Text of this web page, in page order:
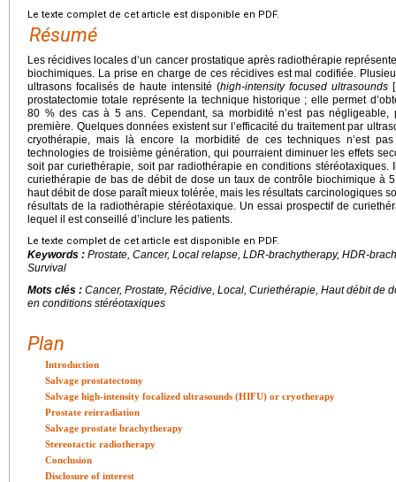
Le texte complet de cet article est disponible en PDF.
Résumé
Les récidives locales d’un cancer prostatique après radiothérapie
biochimiques. La prise en charge de ces récidives est mal codifiée.
ultrasons focalisés de haute intensité (high-intensity focused ultrasounds
prostatectomie totale représente la technique historique ; elle permet
80 % des cas à 5 ans. Cependant, sa morbidité n’est pas négligeable,
première. Quelques données existent sur l’efficacité du traitement par
cryothérapie, mais là encore la morbidité de ces techniques n’est
technologies de troisième génération, qui pourraient diminuer les effets
soit par curiethérapie, soit par radiothérapie en conditions
curiethérapie de bas de débit de dose un taux de contrôle biochimique à
haut débit de dose paraît mieux tolérée, mais les résultats carcinologiques
résultats de la radiothérapie stéréotaxique. Un essai prospectif de
lequel il est conseillé d’inclure les patients.
Le texte complet de cet article est disponible en PDF.
Keywords : Prostate, Cancer, Local relapse, LDR-brachytherapy, HDR-
Survival
Mots clés : Cancer, Prostate, Récidive, Local, Curiethérapie, Haut débit de
en conditions stéréotaxiques
Plan
Introduction
Salvage prostatectomy
Salvage high-intensity focalized ultrasounds (HIFU) or cryotherapy
Prostate reirradiation
Salvage prostate brachytherapy
Stereotactic radiotherapy
Conclusion
Disclosure of interest